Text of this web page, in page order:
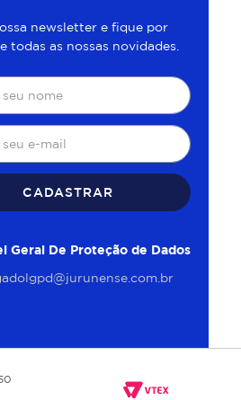
newsletter e fique por
todas as nossas novidades.
CADASTRAR
Geral De Proteção de Dados